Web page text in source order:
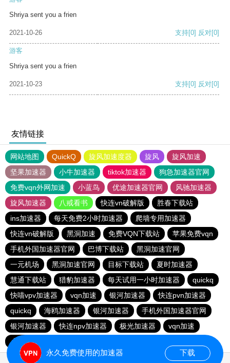
Shriya sent you a frien
2021-10-26 支持[0] 反对[0]
游客
Shriya sent you a frien
2021-10-23 支持[0] 反对[0]
友情链接
网站地图 QuickQ 旋风加速度器 旋风
旋风加速
坚果加速器
小牛加速器 tiktok加速器
狗急加速器官网
免费vqn外网加速
小蓝鸟 优途加速器官网
风驰加速器
旋风加速器
八戒看书 快连vn破解版
胜春下载站
ins加速器
每天免费2小时加速器
爬墙专用加速器
快连vn破解版
黑洞加速 免费VQN下载站
苹果免费vqn
手机外国加速器官网
巴博下载站
黑洞加速官网
一元机场
黑洞加速官网 目标下载站
夏时加速器
慧通下载站
猎豹加速器 每天试用一小时加速器
quickq
快喵vpv加速器
vqn加速 银河加速器
快连pvn加速器
quickq
海鸥加速器 银河加速器
手机外国加速器官网
银河加速器
快连npv加速器 极光加速器
vqn加速
小猫咪ciash加速器
永久免费使用的加速器 下载